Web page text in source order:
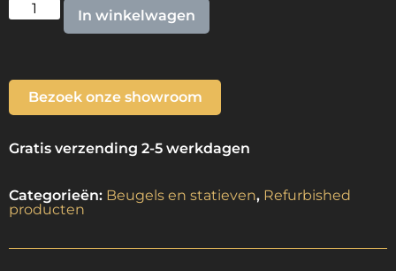
In winkelwagen
Bezoek onze showroom
Gratis verzending 2-5 werkdagen
Categorieën: Beugels en statieven, Refurbished
producten